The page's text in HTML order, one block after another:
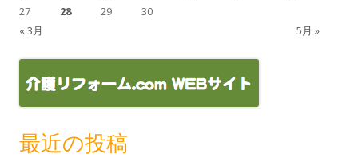
« 3月 5月 »
27
28 29 30
最近の投稿